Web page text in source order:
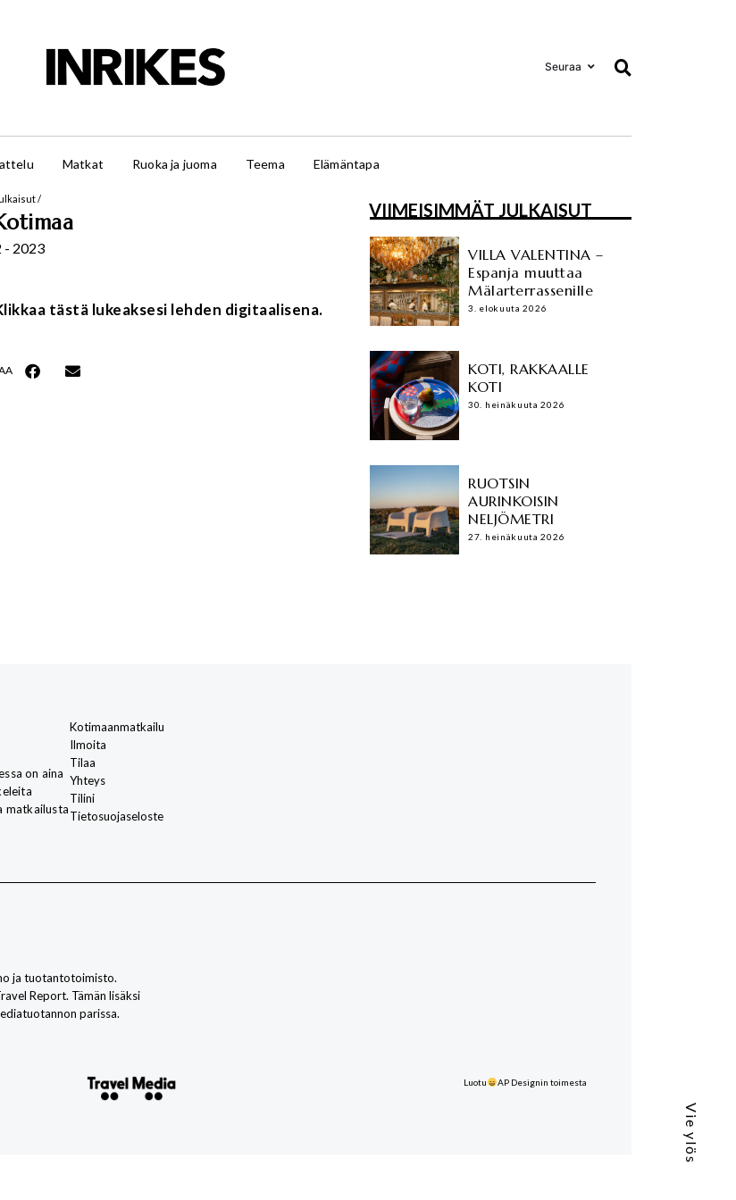
Seuraa
Matkat Ruoka ja juoma Teema Elämäntapa
Vie ylös
/
- 2023
tästä lukeaksesi lehden digitaalisena.
VIIMEISIMMÄT JULKAISUT
VILLA VALENTINA –
Espanja muuttaa
Mälarterrassenille
3. elokuuta 2026
KOTI, RAKKAALLE
KOTI
30. heinäkuuta 2026
RUOTSIN
AURINKOISIN
NELJÖMETRI
27. heinäkuuta 2026
on aina
matkailusta
Kotimaanmatkailu
Ilmoita
Tilaa
Yhteys
Tilini
Tietosuojaseloste
ja tuotantotoimisto.
Report. Tämän lisäksi
parissa.
Luotu AP Designin toimesta